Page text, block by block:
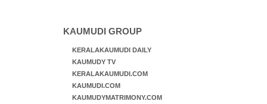
KAUMUDI GROUP
KERALAKAUMUDI DAILY
KAUMUDY TV
KERALAKAUMUDI.COM
KAUMUDI.COM
KAUMUDYMATRIMONY.COM